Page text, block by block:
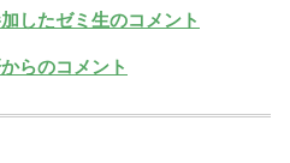
したゼミ生のコメント
らのコメント